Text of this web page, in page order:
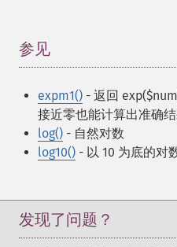
参见
expm1() - 返回
接近零也能计算出准确
log() - 自然对数
log10() - 以 10 为底的对
发现了问题？